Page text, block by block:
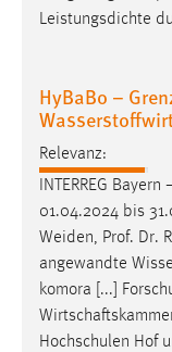
Leistungsdichte
HyBaBo –
Relevanz:
INTERREG
01.04.2024 bis
Weiden , Prof. Dr.
angewandte
komora [...]
Hochschulen Hof